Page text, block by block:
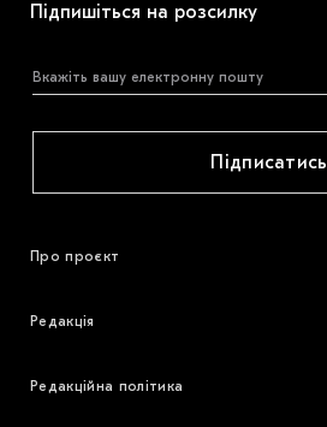
Підпишіться на розсилку
Підписатись
Про проєкт
Редакція
Редакційна політика